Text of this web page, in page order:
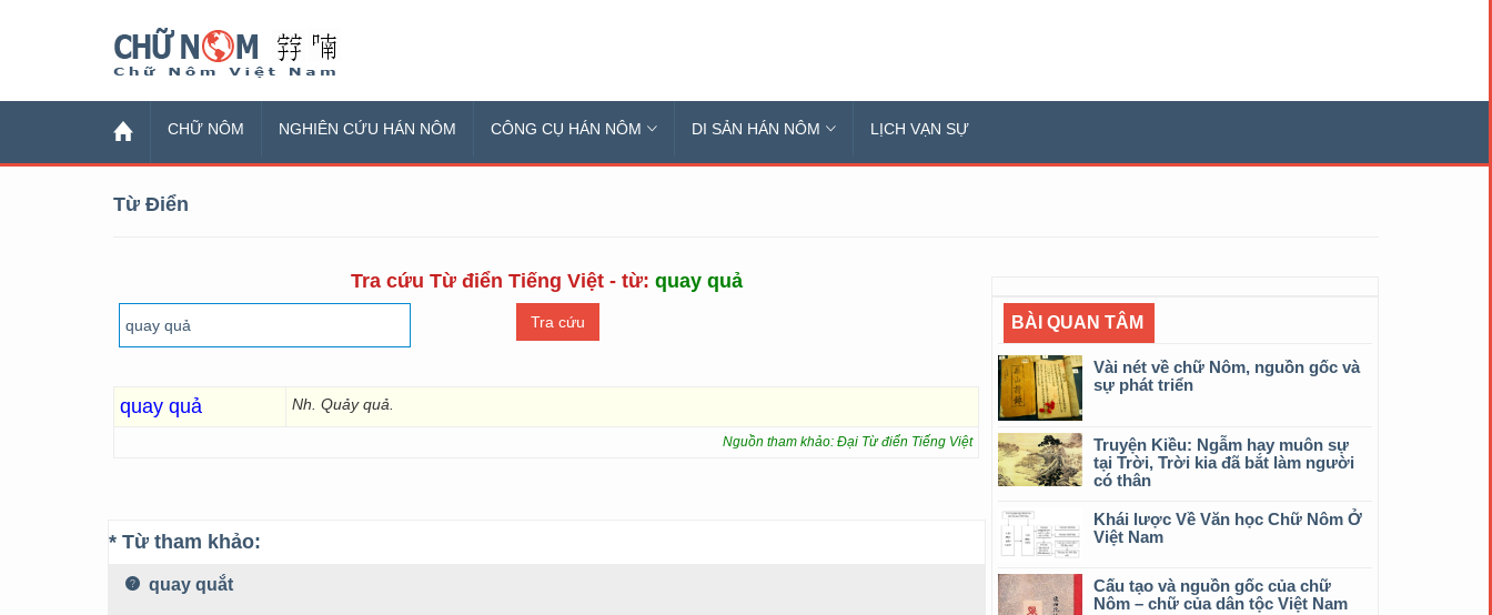
CHỮ NÔM NGHIÊN CỨU HÁN NÔM CÔNG CỤ HÁN NÔM DI SẢN HÁN NÔM LỊCH VẠN SỰ
Từ Điển
Tra cứu Từ điển Tiếng Việt - từ: quay quả
quay quả Nh. Quảy quả.
Nguồn tham khảo: Đại Từ điển Tiếng Việt
* Từ tham khảo:
quay quắt
BÀI QUAN TÂM
Vài nét về chữ Nôm, nguồn gốc và
sự phát triển
Truyện Kiều: Ngẫm hay muôn sự
tại Trời, Trời kia đã bắt làm người
có thân
Khái lược Về Văn học Chữ Nôm Ở
Việt Nam
Cấu tạo và nguồn gốc của chữ
Nôm – chữ của dân tộc Việt Nam